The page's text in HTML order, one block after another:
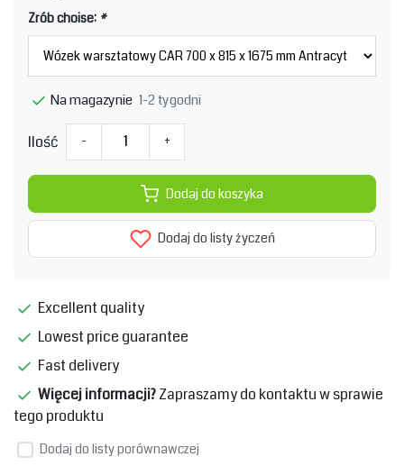
Zrób choise: *
Na magazynie 1-2 tygodni
Ilość - +
Dodaj do koszyka
Dodaj do listy życzeń
Excellent quality
Lowest price guarantee
Fast delivery
Więcej informacji?Zapraszamy do kontaktu w sprawie
tego produktu
Dodaj do listy porównawczej